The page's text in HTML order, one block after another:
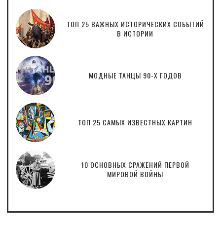
ТОП 25 ВАЖНЫХ ИСТОРИЧЕСКИХ СОБЫТИЙ
В ИСТОРИИ
МОДНЫЕ ТАНЦЫ 90-Х ГОДОВ
ТОП 25 САМЫХ ИЗВЕСТНЫХ КАРТИН
10 ОСНОВНЫХ СРАЖЕНИЙ ПЕРВОЙ
МИРОВОЙ ВОЙНЫ